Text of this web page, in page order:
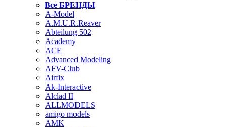
Все БРЕНДЫ
A-Model
A.M.U.R.Reaver
Abteilung 502
Academy
ACE
Advanced Modeling
AFV-Club
Airfix
Ak-Interactive
Alclad II
ALLMODELS
amigo models
AMK